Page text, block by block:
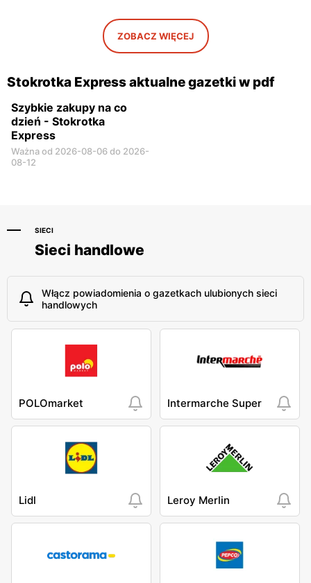
ZOBACZ WIĘCEJ
Stokrotka Express aktualne gazetki w pdf
Szybkie zakupy na co
dzień - Stokrotka
Express
Ważna od 2026-08-06 do 2026-
08-12
SIECI
Sieci handlowe
Włącz powiadomienia o gazetkach ulubionych sieci
handlowych
POLOmarket Intermarche Super
Lidl Leroy Merlin